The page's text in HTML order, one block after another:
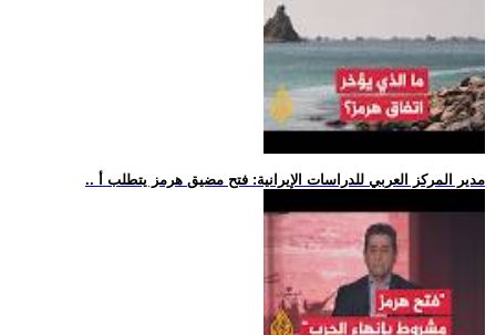
.. مدير المركز العربي للدراسات الإيرانية: فتح مضيق هرمز يتطلب أ